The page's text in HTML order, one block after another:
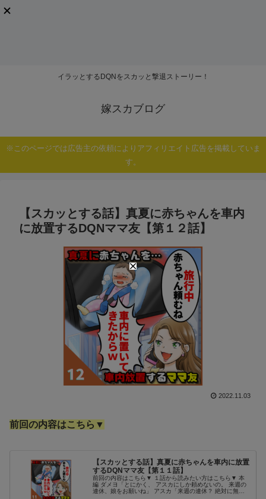
イラッとするDQNをスカッと撃退ストーリー！
嫁スカブログ
※このページでは広告主の依頼によりアフィリエイト広告を掲載していま
す。
【スカッとする話】真夏に赤ちゃんを車内
に放置するDQNママ友【第１２話】
2022.11.03
前回の内容はこちら▼
【スカッとする話】真夏に赤ちゃんを車内に放置
するDQNママ友【第１１話】
前回の内容はこちら▼ １話から読みたい方はこちら▼ 本
編 ダメヨ「とにかく、 アスカにしか頼めないの。 来週の
連休、娘をお願いね」 アスカ「来週の連休？ 絶対に無